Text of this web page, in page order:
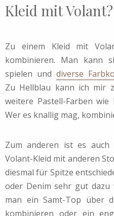
Kleid mit Volant?
Zu einem Kleid mit
kombinieren. Man kann
spielen und diverse
Zu Hellblau kann ich mir
weitere Pastell-Farben
Wer es knallig mag,
Zum anderen ist es auch
Volant-Kleid mit anderen
diesmal für Spitze
oder Denim sehr gut dazu
man ein Samt-Top über
kombinieren oder ein